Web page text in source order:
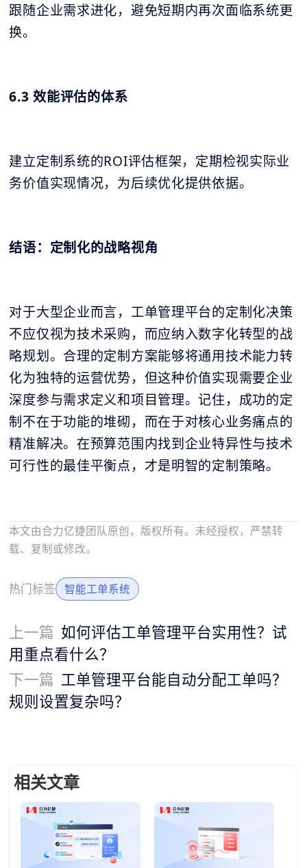
跟随企业需求进化，避免短期内再次面临系统更
换。
6.3 效能评估的体系
建立定制系统的ROI评估框架，定期检视实际业
务价值实现情况，为后续优化提供依据。
结语：定制化的战略视角
对于大型企业而言，工单管理平台的定制化决策
不应仅视为技术采购，而应纳入数字化转型的战
略规划。合理的定制方案能够将通用技术能力转
化为独特的运营优势，但这种价值实现需要企业
深度参与需求定义和项目管理。记住，成功的定
制不在于功能的堆砌，而在于对核心业务痛点的
精准解决。在预算范围内找到企业特异性与技术
可行性的最佳平衡点，才是明智的定制策略。
本文由合力亿捷团队原创，版权所有。未经授权，严禁转
载、复制或修改。
热门标签 智能工单系统
上一篇 如何评估工单管理平台实用性？试
用重点看什么？
下一篇 工单管理平台能自动分配工单吗？
规则设置复杂吗？
相关文章